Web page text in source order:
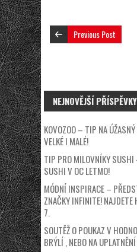
Previous Post
NEJNOVĚJŠÍ PŘÍSPĚVKY
KOVOZOO – TIP NA
VELKÉ I MALÉ!
TIP PRO MILOVNÍKY SUSHI
SUSHI V OC LETMO!
MÓDNÍ INSPIRACE –
ZNAČKY INFINITE!
7.
SOUTĚŽ O POUKAZ V
BRÝLÍ , NEBO NA